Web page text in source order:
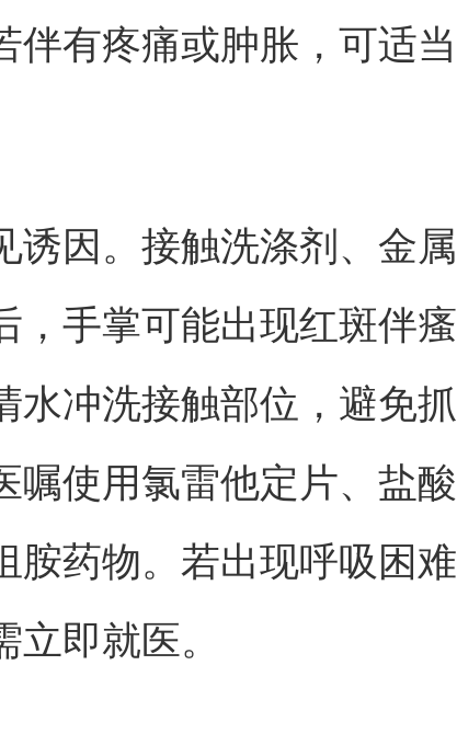
伴有疼痛或肿胀，可适当
诱因。接触洗涤剂、金属
，手掌可能出现红斑伴瘙
水冲洗接触部位，避免抓
嘱使用氯雷他定片、盐酸
胺药物。若出现呼吸困难
即就医。